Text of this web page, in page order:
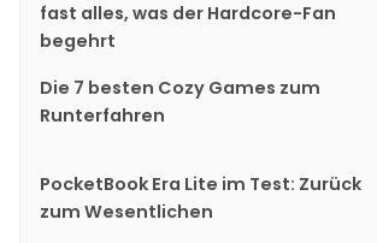
fast alles, was der Hardcore-Fan
begehrt
Die 7 besten Cozy Games zum
Runterfahren
PocketBook Era Lite im Test: Zurück
zum Wesentlichen